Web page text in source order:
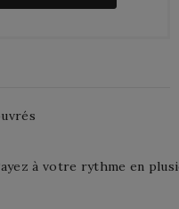
à votre rythme en